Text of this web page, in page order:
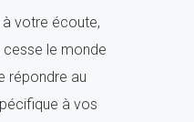
à votre écoute,
le monde
répondre au
à vos